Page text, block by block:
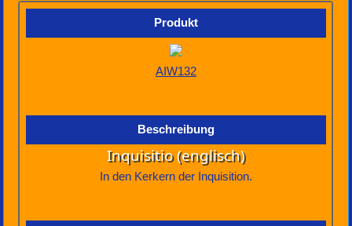
AIW132
Inquisitio (englisch)
In den Kerkern der Inquisition.